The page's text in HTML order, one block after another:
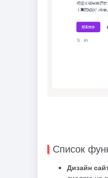
Список
Дизайн